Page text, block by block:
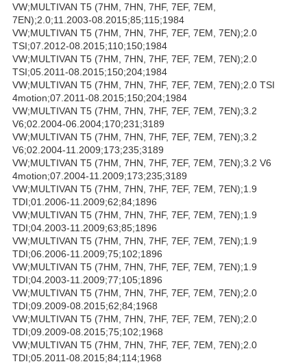
VW;MULTIVAN T5 (7HM, 7HN, 7HF, 7EF, 7EM,
7EN);2.0;11.2003-08.2015;85;115;1984
VW;MULTIVAN T5 (7HM, 7HN, 7HF, 7EF, 7EM, 7EN);2.0
TSI;07.2012-08.2015;110;150;1984
VW;MULTIVAN T5 (7HM, 7HN, 7HF, 7EF, 7EM, 7EN);2.0
TSI;05.2011-08.2015;150;204;1984
VW;MULTIVAN T5 (7HM, 7HN, 7HF, 7EF, 7EM, 7EN);2.0 TSI
4motion;07.2011-08.2015;150;204;1984
VW;MULTIVAN T5 (7HM, 7HN, 7HF, 7EF, 7EM, 7EN);3.2
V6;02.2004-06.2004;170;231;3189
VW;MULTIVAN T5 (7HM, 7HN, 7HF, 7EF, 7EM, 7EN);3.2
V6;02.2004-11.2009;173;235;3189
VW;MULTIVAN T5 (7HM, 7HN, 7HF, 7EF, 7EM, 7EN);3.2 V6
4motion;07.2004-11.2009;173;235;3189
VW;MULTIVAN T5 (7HM, 7HN, 7HF, 7EF, 7EM, 7EN);1.9
TDI;01.2006-11.2009;62;84;1896
VW;MULTIVAN T5 (7HM, 7HN, 7HF, 7EF, 7EM, 7EN);1.9
TDI;04.2003-11.2009;63;85;1896
VW;MULTIVAN T5 (7HM, 7HN, 7HF, 7EF, 7EM, 7EN);1.9
TDI;06.2006-11.2009;75;102;1896
VW;MULTIVAN T5 (7HM, 7HN, 7HF, 7EF, 7EM, 7EN);1.9
TDI;04.2003-11.2009;77;105;1896
VW;MULTIVAN T5 (7HM, 7HN, 7HF, 7EF, 7EM, 7EN);2.0
TDI;09.2009-08.2015;62;84;1968
VW;MULTIVAN T5 (7HM, 7HN, 7HF, 7EF, 7EM, 7EN);2.0
TDI;09.2009-08.2015;75;102;1968
VW;MULTIVAN T5 (7HM, 7HN, 7HF, 7EF, 7EM, 7EN);2.0
TDI;05.2011-08.2015;84;114;1968